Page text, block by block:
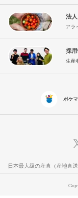
法
アラ
採
生産
ポケ
日本最大級の産直（産地直